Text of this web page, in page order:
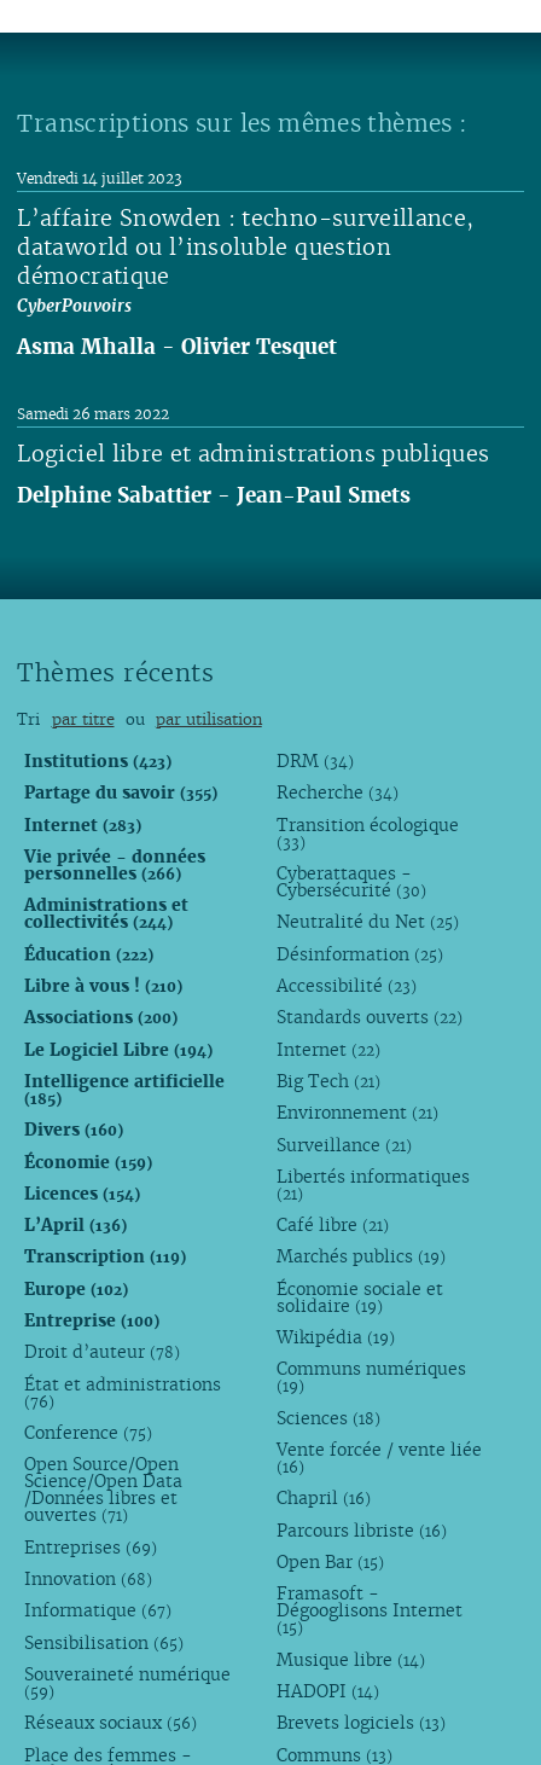
Transcriptions sur les mêmes thèmes :
L’affaire Snowden : techno-surveillance,
dataworld ou l’insoluble question
démocratique
CyberPouvoirs
Vendredi 14 juillet 2023
Asma Mhalla -Olivier Tesquet
Lire
Logiciel libre et administrations publiques
Samedi 26 mars 2022
Delphine Sabattier -Jean-Paul Smets
Thèmes récents
Tri par titre ou par utilisation
Institutions (423)
Partage du savoir (355)
Internet (283)
Vie privée - données
personnelles (266)
Administrations et
collectivités (244)
Éducation (222)
Libre à vous ! (210)
Associations (200)
Le Logiciel Libre (194)
Intelligence artificielle
(185)
Divers (160)
Économie (159)
Licences (154)
L’April (136)
Transcription (119)
Europe (102)
Entreprise (100)
Droit d’auteur (78)
État et administrations
(76)
Conference (75)
Open Source/Open
Science/Open Data
/Données libres et
ouvertes (71)
Entreprises (69)
Innovation (68)
Informatique (67)
Sensibilisation (65)
Souveraineté numérique
(59)
Réseaux sociaux (56)
Place des femmes -
DRM (34)
Recherche (34)
Transition écologique
(33)
Cyberattaques -
Cybersécurité (30)
Neutralité du Net (25)
Désinformation (25)
Accessibilité (23)
Standards ouverts (22)
Internet (22)
Big Tech (21)
Environnement (21)
Surveillance (21)
Libertés informatiques
(21)
Café libre (21)
Marchés publics (19)
Économie sociale et
solidaire (19)
Wikipédia (19)
Communs numériques
(19)
Sciences (18)
Vente forcée / vente liée
(16)
Chapril (16)
Parcours libriste (16)
Open Bar (15)
Framasoft -
Dégooglisons Internet
(15)
Musique libre (14)
HADOPI (14)
Brevets logiciels (13)
Communs (13)